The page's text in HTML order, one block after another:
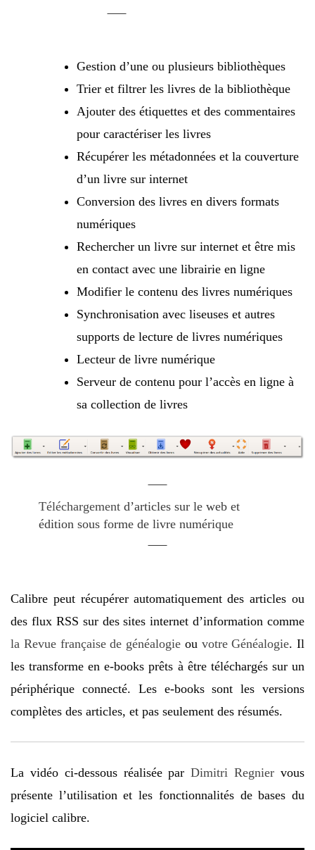
Gestion d’une ou plusieurs bibliothèques
Trier et filtrer les livres de la bibliothèque
Ajouter des étiquettes et des commentaires
pour caractériser les livres
Récupérer les métadonnées et la couverture
d’un livre sur internet
Conversion des livres en divers formats
numériques
Rechercher un livre sur internet et être mis
en contact avec une librairie en ligne
Modifier le contenu des livres numériques
Synchronisation avec liseuses et autres
supports de lecture de livres numériques
Lecteur de livre numérique
Serveur de contenu pour l’accès en ligne à
sa collection de livres
Téléchargement d’articles sur le web et
édition sous forme de livre numérique
Calibre peut récupérer automatiquement des articles ou
des flux RSS sur des sites internet d’information comme
la Revue française de généalogie ou votre Généalogie. Il
les transforme en e-books prêts à être téléchargés sur un
périphérique connecté. Les e-books sont les versions
complètes des articles, et pas seulement des résumés.
La vidéo ci-dessous réalisée parDimitri Regnier vous
présente l’utilisation et les fonctionnalités de bases du
logiciel calibre.